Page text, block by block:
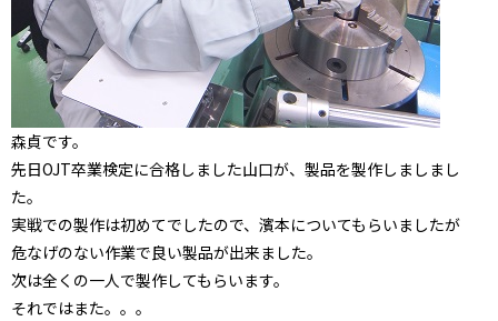
森貞です。
先日OJT卒業検定に合格しました山口が、製品を製作しましまし
た。
実戦での製作は初めてでしたので、濱本についてもらいましたが
危なげのない作業で良い製品が出来ました。
次は全くの一人で製作してもらいます。
それではまた。。。